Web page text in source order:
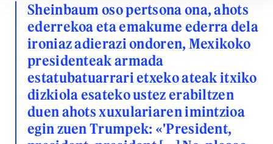
Sheinbaum oso pertsona ona, ahots
ederrekoa eta emakume ederra dela
ironiaz adierazi ondoren, Mexikoko
presidenteak armada
estatubatuarrari etxeko ateak itxiko
dizkiola esateko ustez erabiltzen
duen ahots xuxulariaren imintzioa
egin zuen Trumpek: «'President,